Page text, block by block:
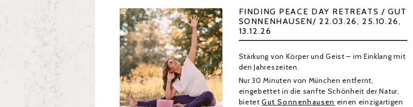
FINDING PEACE DAY RETREATS / GUT
SONNENHAUSEN/ 22.03.26, 25.10.26,
13.12.26
Stärkung von Körper und Geist – im Einklang mit
den Jahreszeiten.
Nur 30 Minuten von München entfernt,
eingebettet in die sanfte Schönheit der Natur,
bietetGut Sonnenhausen einen einzigartigen